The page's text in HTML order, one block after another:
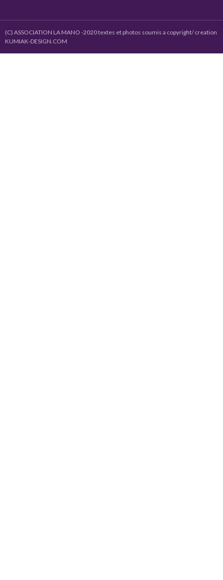
(C) ASSOCIATION LA MANO -2020 textes et photos soumis a copyright/ creation
KUMIAK-DESIGN.COM